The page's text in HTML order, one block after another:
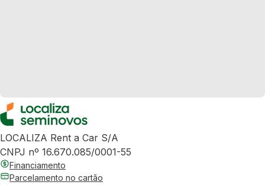
LOCALIZA Rent a Car S/A
CNPJ nº 16.670.085/0001-55
Financiamento
Parcelamento no cartão